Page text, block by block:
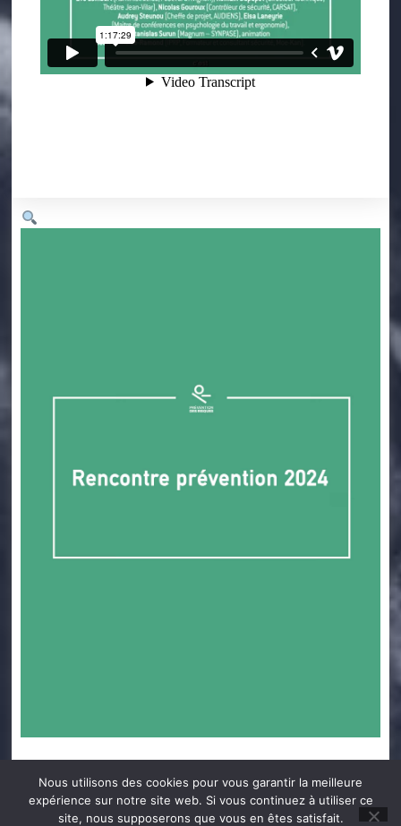
Nous utilisons des cookies pour vous garantir la meilleure
expérience sur notre site web. Si vous continuez à utiliser ce
site, nous supposerons que vous en êtes satisfait.